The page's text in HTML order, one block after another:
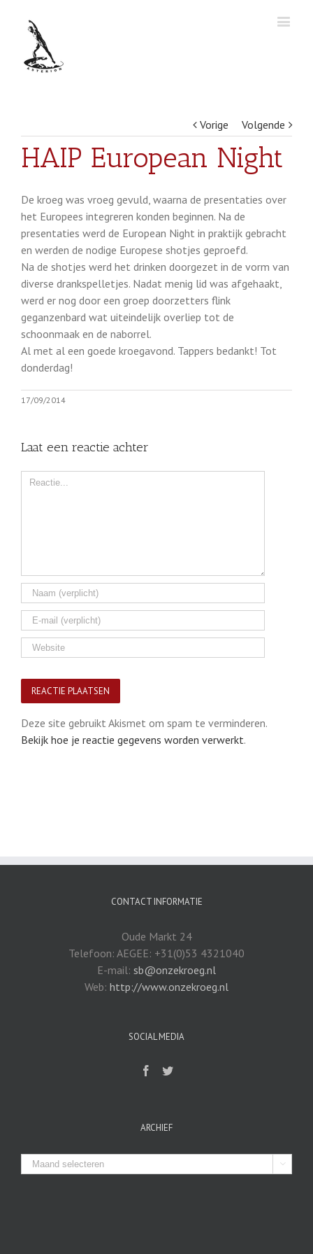
Vorige Volgende
HAIP European Night
De kroeg was vroeg gevuld, waarna de presentaties over
het Europees integreren konden beginnen. Na de
presentaties werd de European Night in praktijk gebracht
en werden de nodige Europese shotjes geproefd.
Na de shotjes werd het drinken doorgezet in de vorm van
diverse drankspelletjes. Nadat menig lid was afgehaakt,
werd er nog door een groep doorzetters flink
geganzenbard wat uiteindelijk overliep tot de
schoonmaak en de naborrel.
Al met al een goede kroegavond. Tappers bedankt! Tot
donderdag!
17/09/2014
Laat een reactie achter
Comment
Deze site gebruikt Akismet om spam te verminderen.
Bekijk hoe je reactie gegevens worden verwerkt.
CONTACT INFORMATIE
Oude Markt 24
Telefoon: AEGEE: +31(0)53 4321040
E-mail: sb@onzekroeg.nl
Web: http://www.onzekroeg.nl
SOCIAL MEDIA
ARCHIEF
